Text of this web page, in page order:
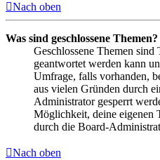
Nach oben
Was sind geschlossene Themen?
Geschlossene Themen
geantwortet werden kann
Umfrage, falls vorhanden,
aus vielen Gründen durch
Administrator gesperrt
Möglichkeit, deine eigenen
durch die Board-
Nach oben